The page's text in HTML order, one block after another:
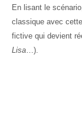
En lisant le
classique avec
fictive qui devient
Lisa…).